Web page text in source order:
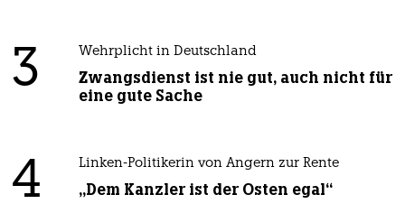
3 Wehrplicht in Deutschland
Zwangsdienst ist nie gut, auch nicht für
eine gute Sache
4 Linken-Politikerin von Angern zur Rente
„Dem Kanzler ist der Osten egal“